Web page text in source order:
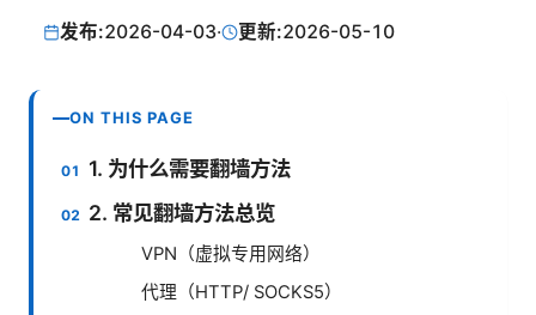
发布:2026-04-03· 更新:2026-05-10
ON THIS PAGE
1. 为什么需要翻墙方法
2. 常见翻墙方法总览
VPN（虚拟专用网络）
代理（HTTP/ SOCKS5）